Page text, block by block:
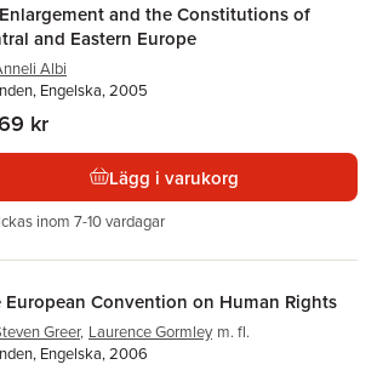
and the Constitutions of
and Eastern Europe
Albi
Engelska, 2005
kr
Lägg i varukorg
inom 7-10 vardagar
European Convention on Human Rights
Greer, Laurence Gormley m. fl.
Engelska, 2006